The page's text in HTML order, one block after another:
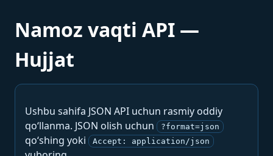
Namoz vaqti API —
Hujjat
Ushbu sahifa JSON API uchun rasmiy oddiy
qo‘llanma. JSON olish uchun
?format=json
qo‘shing yoki Accept: application/json